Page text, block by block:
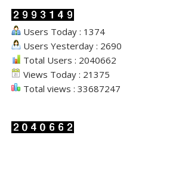
Users Today : 1374
Users Yesterday : 2690
Total Users : 2040662
Views Today : 21375
Total views : 33687247